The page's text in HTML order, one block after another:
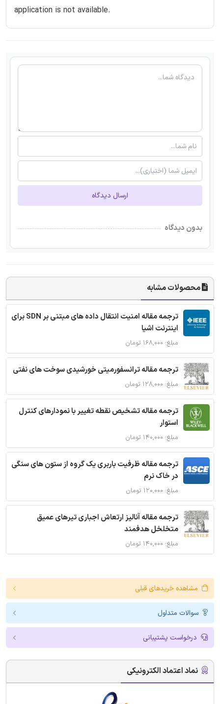
application is not available.
ارسال دیدگاه
بدون دیدگاه
محصولات مشابه
ترجمه مقاله امنیت انتقال داده های مبتنی بر SDN برای
اینترنت اشیا
مبلغ: ۱۶۸,۰۰۰ تومان
ترجمه مقاله ترانسفورمیتی خورشیدی سوخت های نفتی
مبلغ: ۱۲۸,۰۰۰ تومان
ترجمه مقاله تشخیص نقطه تغییر با نمودارهای کنترل
استوار
مبلغ: ۱۴۰,۰۰۰ تومان
ترجمه مقاله ظرفیت باربری یک گروه از ستون های سنگی
در خاک نرم
مبلغ: ۱۲۰,۰۰۰ تومان
ترجمه مقاله آنالیز ارتعاش اجباری تیرهای عمیق
متخلخل هدفمند
مبلغ: ۱۴۰,۰۰۰ تومان
مشاهده خریدهای قبلی
سوالات متداول
درخواست پشتیبانی
نماد اعتماد الکترونیکی